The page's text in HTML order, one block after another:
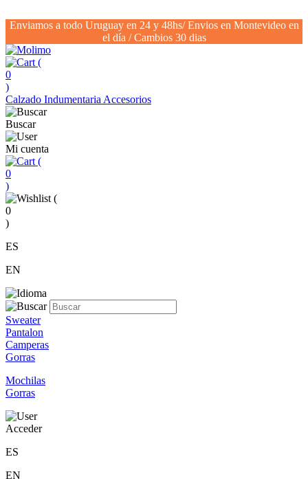
Enviamos a todo Uruguay en 24 y 48hs/ Envios en Montevideo en
el día / Cambios 30 dias
(
0
)
Calzado Indumentaria Accesorios
Buscar
Mi cuenta
(
0
)
(
0
)
ES
EN
Sweater
Pantalon
Camperas
Gorras
Mochilas
Gorras
Acceder
ES
EN